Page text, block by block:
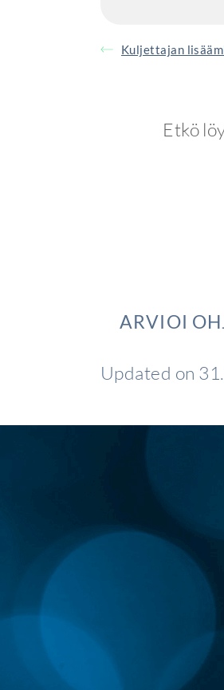
Kuljettajan
Etkö
ARVIOI
Updated on